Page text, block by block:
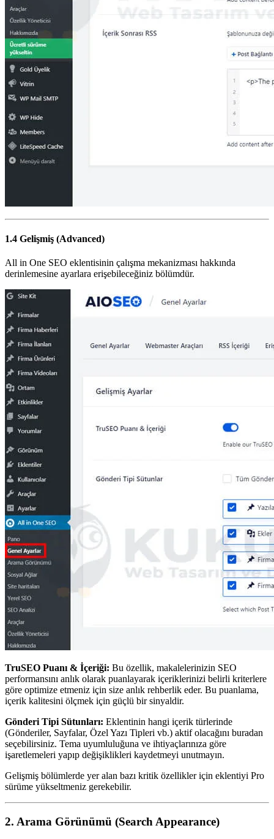
1.4 Gelişmiş (Advanced)
All in One SEO eklentisinin çalışma mekanizması hakkında
derinlemesine ayarlara erişebileceğiniz bölümdür.
TruSEO Puanı & İçeriği: Bu özellik, makalelerinizin SEO
performansını anlık olarak puanlayarak içeriklerinizi belirli kriterlere
göre optimize etmeniz için size anlık rehberlik eder. Bu puanlama,
içerik kalitesini ölçmek için güçlü bir sinyaldir.
Gönderi Tipi Sütunları: Eklentinin hangi içerik türlerinde
(Gönderiler, Sayfalar, Özel Yazı Tipleri vb.) aktif olacağını buradan
seçebilirsiniz. Tema uyumluluğuna ve ihtiyaçlarınıza göre
işaretlemeleri yapıp değişiklikleri kaydetmeyi unutmayın.
Gelişmiş bölümlerde yer alan bazı kritik özellikler için eklentiyi Pro
sürüme yükseltmeniz gerekebilir.
2. Arama Görünümü (Search Appearance)